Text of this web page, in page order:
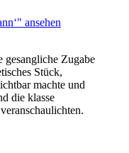
ansehen
gesangliche Zugabe
Stück,
machte und
die klasse